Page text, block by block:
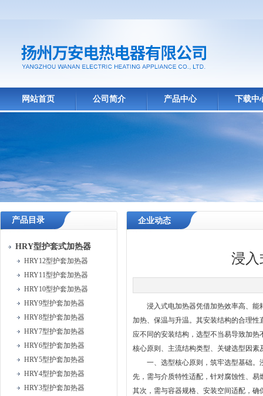
网站首页 公司简介 产品中心 下载中
产品目录
HRY型护套式加热器
HRY12型护套加热器
HRY11型护套加热器
HRY10型护套加热器
HRY9型护套加热器
HRY8型护套加热器
HRY7型护套加热器
HRY6型护套加热器
HRY5型护套加热器
HRY4型护套加热器
HRY3型护套加热器
企业动态
浸入
浸入式电加热器凭借加热效率高、能
加热、保温与升温。其安装结构的合理
应不同的安装结构，选型不当易导致加
核心原则、主流结构类型、关键选型因
一、选型核心原则，筑牢选型基础。浸
先，需与介质特性适配，针对腐蚀性、
其次，需与容器规格、安装空间适配，